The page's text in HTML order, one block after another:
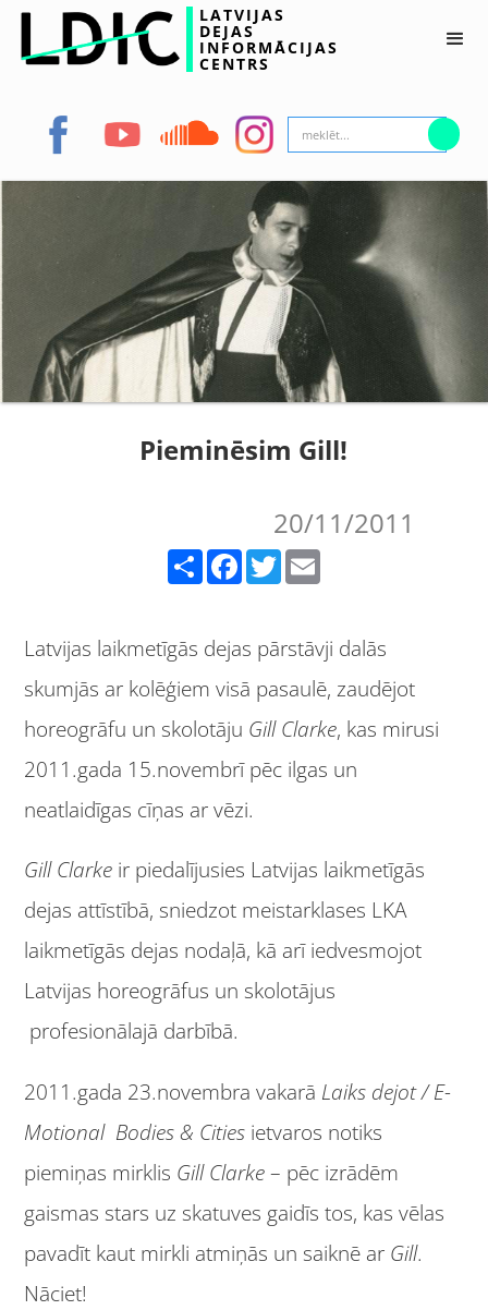
LATVIJAS
DEJAS
INFORMĀCIJAS
CENTRS
Pieminēsim Gill!
20/11/2011
Share Facebook Twitter
Latvijas laikmetīgās dejas pārstāvji dalās
skumjās ar kolēģiem visā pasaulē, zaudējot
horeogrāfu un skolotāju Gill Clarke, kas mirusi
2011.gada 15.novembrī pēc ilgas un
neatlaidīgas cīņas ar vēzi.
Gill Clarke ir piedalījusies Latvijas laikmetīgās
dejas attīstībā, sniedzot meistarklases LKA
laikmetīgās dejas nodaļā, kā arī iedvesmojot
Latvijas horeogrāfus un skolotājus
profesionālajā darbībā.
2011.gada 23.novembra vakarā Laiks dejot / E-
Motional Bodies & Cities ietvaros notiks
piemiņas mirklis Gill Clarke– pēc izrādēm
gaismas stars uz skatuves gaidīs tos, kas vēlas
pavadīt kaut mirkli atmiņās un saiknē ar Gill.
Nāciet!